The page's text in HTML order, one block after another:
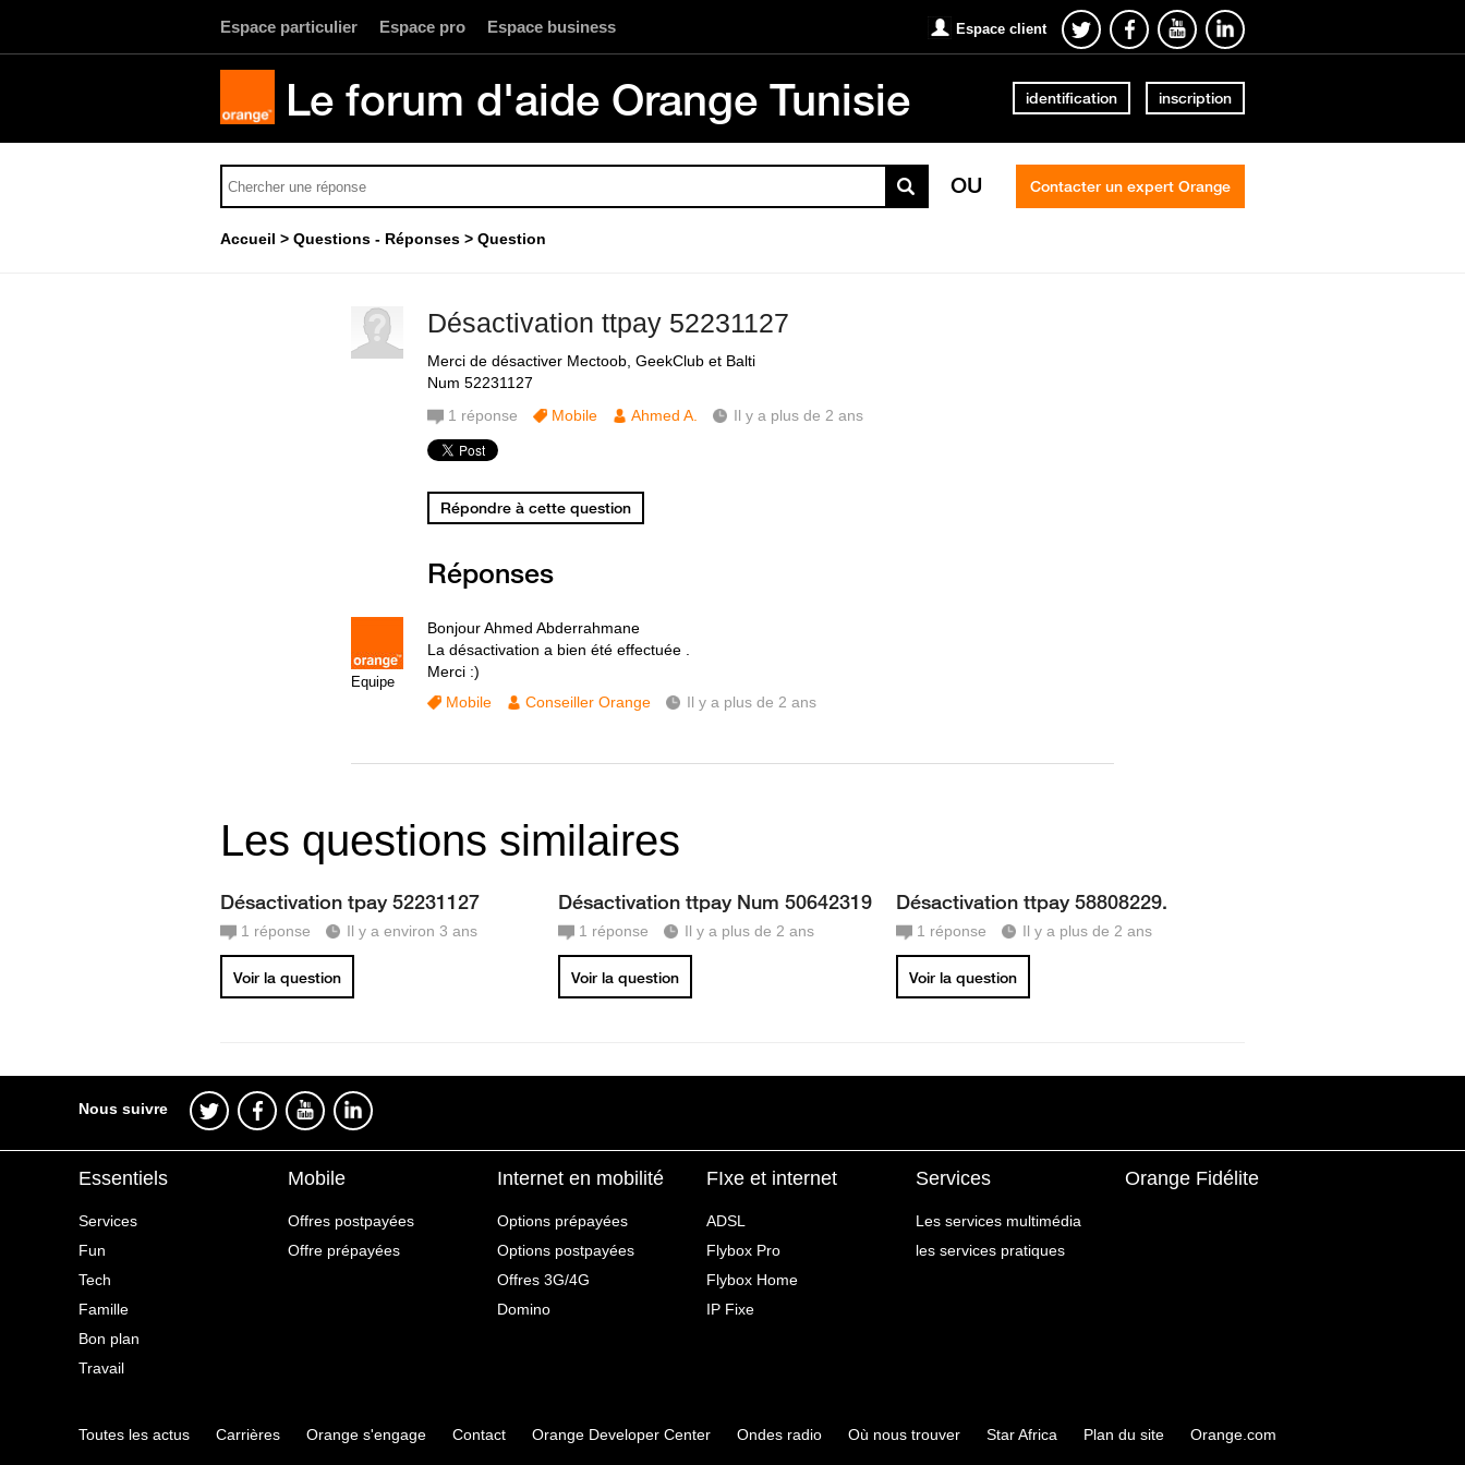
Espace particulier Espace pro Espace business Espace client
Le forum d'aide Orange Tunisie identification inscription
OU Contacter un expert Orange
Accueil Questions - Réponses Question
Désactivation ttpay 52231127
Merci de désactiver Mectoob, GeekClub et Balti
Num 52231127
1 réponse Mobile Ahmed A. Il y a plus de 2 ans
Répondre à cette question
Réponses
Equipe
Bonjour Ahmed Abderrahmane
La désactivation a bien été effectuée .
Merci :)
Mobile
Conseiller Orange Il y a plus de 2 ans
Les questions similaires
Désactivation tpay 52231127
1 réponse Il y a environ 3 ans
Voir la question
Désactivation ttpay Num 50642319
1 réponse Il y a plus de 2 ans
Voir la question
Désactivation ttpay 58808229.
1 réponse Il y a plus de 2 ans
Voir la question
Nous suivre
Essentiels
Services
Fun
Tech
Famille
Bon plan
Travail
Mobile
Offres postpayées
Offre prépayées
Internet en mobilité
Options prépayées
Options postpayées
Offres 3G/4G
Domino
FIxe et internet
ADSL
Flybox Pro
Flybox Home
IP Fixe
Services
Les services multimédia
les services pratiques
Orange Fidélite
Toutes les actus Carrières Orange s'engage Contact Orange Developer Center Ondes radio Où nous trouver Star Africa Plan du site Orange.com